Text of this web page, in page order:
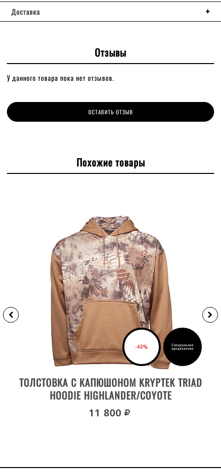
Доставка
Отзывы
У данного товара пока нет отзывов.
ОСТАВИТЬ ОТЗЫВ
Похожие товары
-40% Специальное
предложение
ТОЛСТОВКА С КАПЮШОНОМ KRYPTEK TRIAD
HOODIE HIGHLANDER/COYOTE
11 800